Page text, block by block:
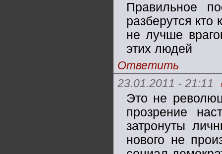
Правильное
разберутся кто
не лучше
этих людей
Ответить
23.01.2011 - 21:11
Это не
прозрение
затронуты
нового не